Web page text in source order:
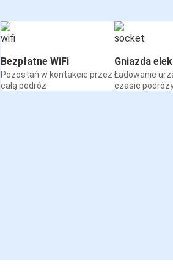
Bezpłatne WiFi
Pozostań w kontakcie przez
całą podróż
Gniazda
Ładowanie
czasie